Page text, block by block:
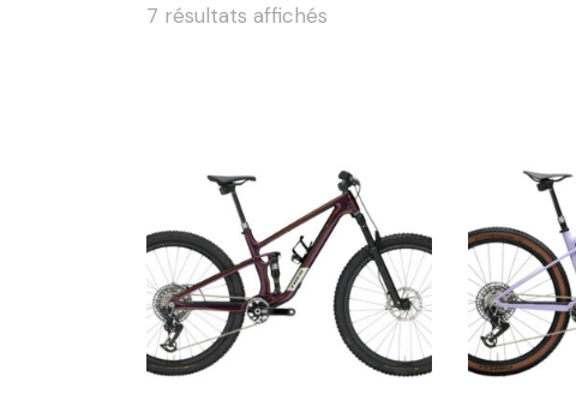
7 résultats affichés